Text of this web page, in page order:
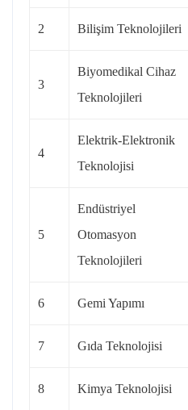
2 Bilişim Teknolojileri
3
Biyomedikal Cihaz
Teknolojileri
4
Elektrik-Elektronik
Teknolojisi
5
Endüstriyel
Otomasyon
Teknolojileri
6 Gemi Yapımı
7 Gıda Teknolojisi
8 Kimya Teknolojisi